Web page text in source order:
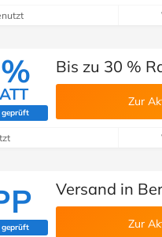
geprüftSavoo geprüft)
Bis zu 30 %
Zur
geprüftSavoo geprüft)
Versand in
Zur